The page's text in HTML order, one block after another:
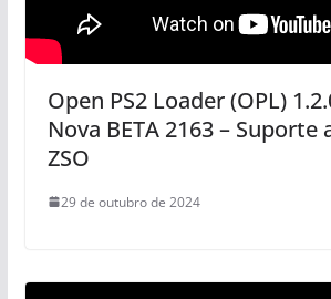
Open PS2 Loader (OPL)
Nova BETA 2163 – Suporte
ZSO
29 de outubro de 2024